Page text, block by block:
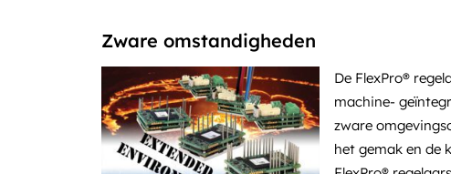
Zware omstandigheden
De FlexPro®
machine-
zware
het gemak en de